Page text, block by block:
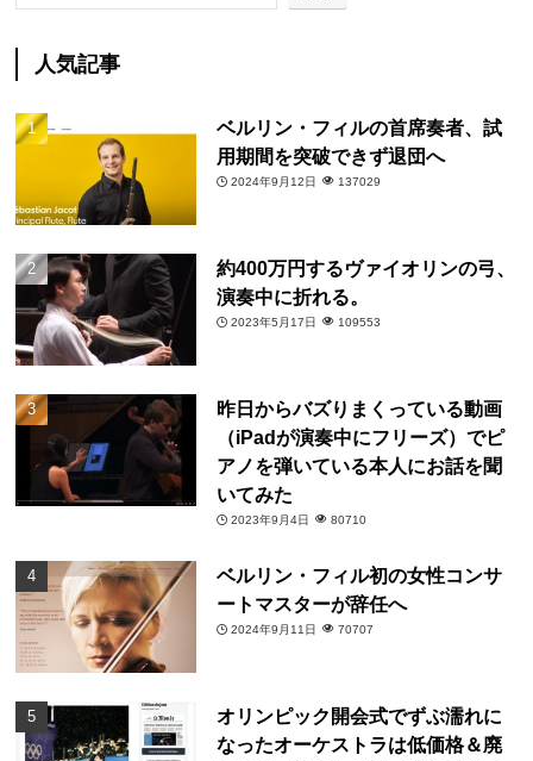
人気記事
ベルリン・フィルの首席奏者、試
用期間を突破できず退団へ
2024年9月12日 137029
約400万円するヴァイオリンの弓、
演奏中に折れる。
2023年5月17日 109553
昨日からバズりまくっている動画
（iPadが演奏中にフリーズ）でピ
アノを弾いている本人にお話を聞
いてみた
2023年9月4日 80710
ベルリン・フィル初の女性コンサ
ートマスターが辞任へ
2024年9月11日 70707
オリンピック開会式でずぶ濡れに
なったオーケストラは低価格＆廃